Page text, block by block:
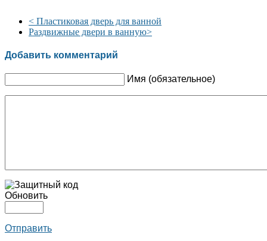
< Пластиковая дверь для ванной
Раздвижные двери в ванную>
Добавить комментарий
Имя (обязательное)
Обновить
Отправить